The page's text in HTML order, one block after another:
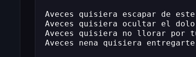
Aveces quisiera escapar de este
Aveces quisiera ocultar el
Aveces quisiera no llorar por
Aveces nena quisiera entregarte